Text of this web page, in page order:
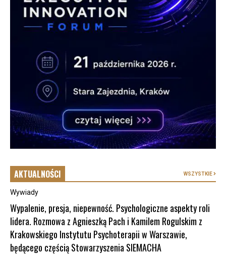
AKTUALNOŚCI WSZYSTKIE
Wywiady
Wypalenie, presja, niepewność. Psychologiczne aspekty roli
lidera. Rozmowa z Agnieszką Pach i Kamilem Rogulskim z
Krakowskiego Instytutu Psychoterapii w Warszawie,
będącego częścią Stowarzyszenia SIEMACHA